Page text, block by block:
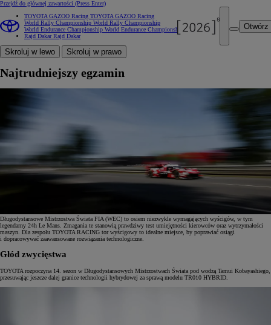
Przejdź do głównej zawartości (Press Enter)
Otwórz
TOYOTA GAZOO Racing TOYOTA GAZOO Racing
World Rally Championship World Rally Championship
World Endurance Championship World Endurance Championship
Rajd DakarRajd Dakar
Skroluj w lewo Skroluj w prawo
Najtrudniejszy egzamin
Długodystansowe Mistrzostwa Świata FIA (WEC) to osiem niezwykle wymagających wyścigów, w tym
legendarny 24h Le Mans. Zmagania te stanowią prawdziwy test umiejętności kierowców oraz wytrzymałości
maszyn. Dla zespołu TOYOTA RACING tor wyścigowy to idealne miejsce, by poprawiać osiągi
i dopracowywać zaawansowane rozwiązania technologiczne.
Głód zwycięstwa
TOYOTA rozpoczyna 14. sezon w Długodystansowych Mistrzostwach Świata pod wodzą Tamui Kobayashiego,
przesuwając jeszcze dalej granice technologii hybrydowej za sprawą modelu TR010 HYBRID.